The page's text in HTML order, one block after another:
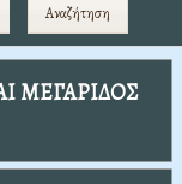
Αναζήτηση
ΜΕΓΑΡΙΔΟΣ